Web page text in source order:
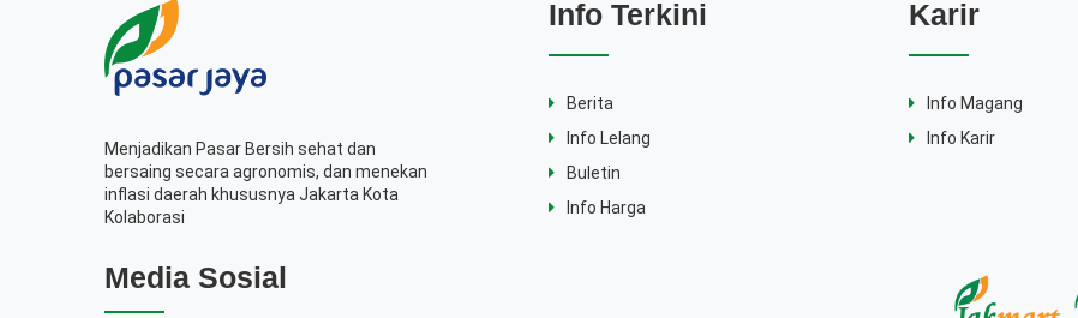
Menjadikan Pasar Bersih sehat dan
bersaing secara agronomis, dan menekan
inflasi daerah khususnya Jakarta Kota
Kolaborasi
Info Terkini
Berita
Info Lelang
Buletin
Info Harga
Karir
Info Magang
Info Karir
Media Sosial